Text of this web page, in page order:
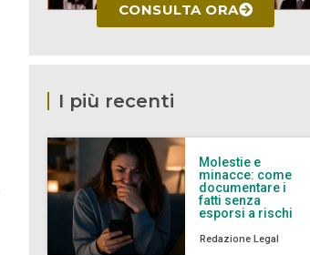
CONSULTA ORA
I più recenti
Molestie e
minacce: come
documentare i
fatti senza
esporsi a rischi
Redazione Legal